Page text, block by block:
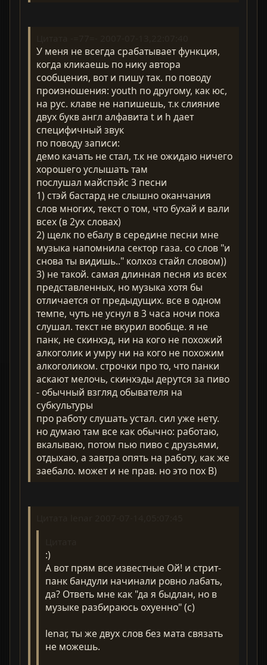
У меня не всегда срабатывает функция,
когда кликаешь по нику автора
сообщения, вот и пишу так. по поводу
произношения: youth по другому, как юс,
на рус. клаве не напишешь, т.к слияние
двух букв англ алфавита t и h дает
специфичный звук
по поводу записи:
демо качать не стал, т.к не ожидаю ничего
хорошего услышать там
послушал майспэйс 3 песни
1) стэй бастард не слышно оканчания
слов многих, текст о том, что бухай и вали
всех (в 2ух словах)
2) щелк по ебалу в середине песни мне
музыка напомнила сектор газа. со слов "и
снова ты видишь.." колхоз стайл словом))
3) не такой. самая длинная песня из всех
представленных, но музыка хотя бы
отличается от предыдущих. все в одном
темпе, чуть не уснул в 3 часа ночи пока
слушал. текст не вкурил вообще. я не
панк, не скинхэд, ни на кого не похожий
алкоголик и умру ни на кого не похожим
алкоголиком. строчки про то, что панки
аскают мелочь, скинхэды дерутся за пиво
- обычный взгляд обывателя на
субкультуры
про работу слушать устал. сил уже нету.
но думаю там все как обычно: работаю,
вкалываю, потом пью пиво с друзьями,
отдыхаю, а завтра опять на работу, как же
заебало. может и не прав. но это пох B)
:)
А вот прям все известные Ой! и стрит-
панк бандули начинали ровно лабать,
да? Ответь мне как "да я быдлан, но в
музыке разбираюсь охуенно" (с)
lenar, ты же двух слов без мата связать
не можешь.